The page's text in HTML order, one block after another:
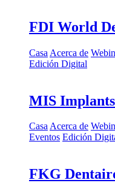
FDI World
Casa Acerca de
Edición Digital
MIS
CasaAcerca de
Eventos Edición
FKG